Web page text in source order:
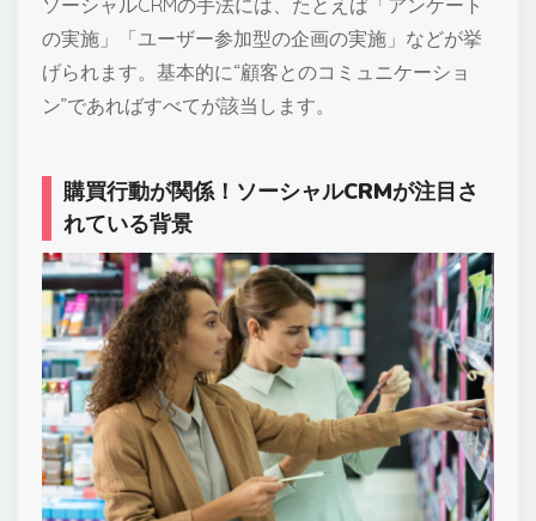
の実施」「ユーザー参加型の企画の実施」などが挙
げられます。基本的に“顧客とのコミュニケーショ
ン”であればすべてが該当します。
購買行動が関係！ソーシャルCRMが注目さ
れている背景